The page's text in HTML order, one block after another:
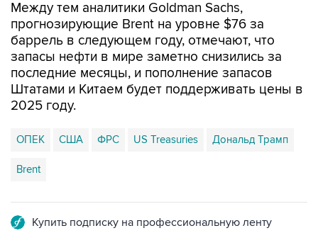
баррель в следующем году, отмечают, что
запасы нефти в мире заметно снизились за
последние месяцы, и пополнение запасов
Штатами и Китаем будет поддерживать цены в
2025 году.
ОПЕК США
Brent
Подписаться на рассылку главных новостей сайта